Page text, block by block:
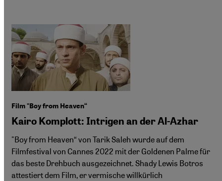
Film "Boy from Heaven“
Kairo Komplott: Intrigen an der Al-Azhar
"Boy from Heaven“ von Tarik Saleh wurde auf dem
Filmfestival von Cannes 2022 mit der Goldenen Palme für
das beste Drehbuch ausgezeichnet. Shady Lewis Botros
attestiert dem Film, er vermische willkürlich